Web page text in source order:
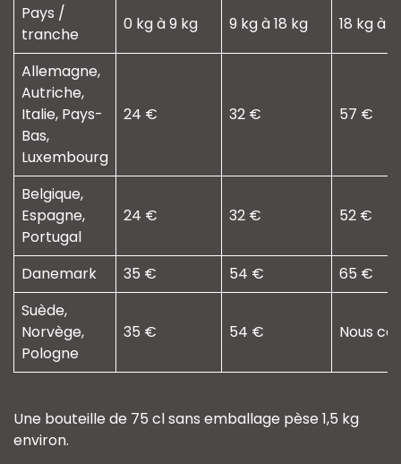
Pays /
tranche
0 kg à 9 kg 9 kg à 18 kg 18 kg à
Allemagne,
Autriche,
Italie, Pays-
Bas,
Luxembourg
24 € 32 € 57 €
Belgique,
Espagne,
Portugal
24 € 32 € 52 €
Danemark 35 € 54 €
65 €
Suède,
Norvège,
Pologne
35 € 54 € Nous
Une bouteille de 75 cl sans emballage pèse 1,5 kg
environ.